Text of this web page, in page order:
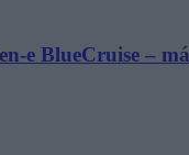
e BlueCruise –